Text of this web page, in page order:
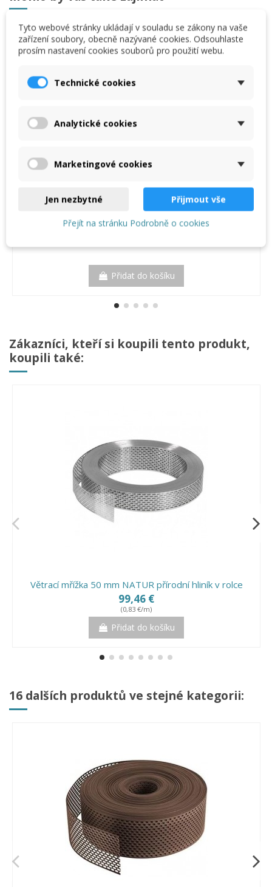
Větrací mřížka 80 mm NATUR, přírodní hliník v rolce
(2,03 €/m)
Přidat do košíku
Zákazníci, kteří si koupili tento produkt,
koupili také:
Větrací mřížka 50 mm NATUR přírodní hliník v rolce
99,46 €
(0,83 €/m)
Přidat do košíku
16 dalších produktů ve stejné kategorii:
Tyto webové stránky ukládají v souladu se zákony na vaše
zařízení soubory, obecně nazývané cookies. Odsouhlaste
prosím nastavení cookies souborů pro použití webu.
Technické cookies
Analytické cookies
Marketingové cookies
Jen nezbytné Přijmout vše
Přejít na stránku Podrobně o cookies